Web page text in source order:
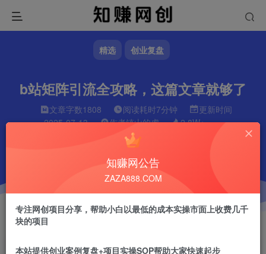
精选 创业复盘
b站矩阵引流全攻略，这篇文章就够了
文章字数1808 阅读耗时7分钟
更新时间
2025-07-13
作者镇山的虎 2.8W+
知赚网公告
ZAZA888.COM
专注网创项目分享，帮助小白以最低的成本实操市面上收费几千
块的项目
本站提供创业案例复盘+项目实操SOP帮助大家快速起步